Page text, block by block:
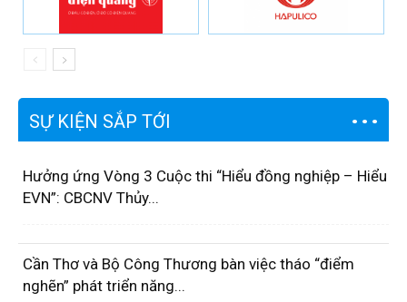
SỰ KIỆN SẮP TỚI
Hưởng ứng Vòng 3 Cuộc thi “Hiểu đồng nghiệp – Hiểu
EVN”: CBCNV Thủy...
Cần Thơ và Bộ Công Thương bàn việc tháo “điểm
nghẽn” phát triển năng...